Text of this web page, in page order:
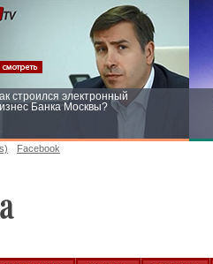
строился электронный
Банка Москвы?
Facebook